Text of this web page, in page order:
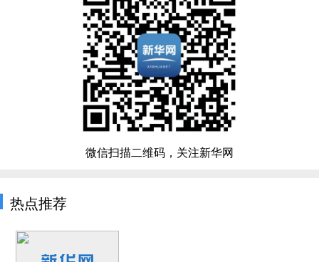
微信扫描二维码，关注新华网
热点推荐